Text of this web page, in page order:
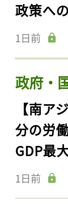
政策へ
1日前
政府・
【南ア
分の労
GDP最
1日前